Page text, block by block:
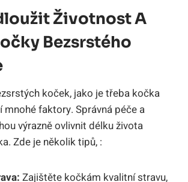
Životnost A
Bezsrstého
koček, jako je třeba kočka
mnohé faktory. Správná péče a
výrazně ovlivnit délku života
Zde je několik tipů, :
Zajištěte kočkám kvalitní stravu,